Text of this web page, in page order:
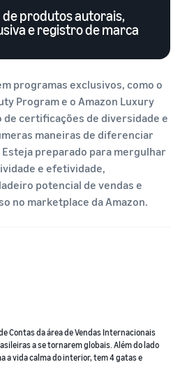
de produtos autorais,
e registro de marca
programas exclusivos, como o
Program e o Amazon Luxury
de certificações de diversidade e
maneiras de diferenciar
Esteja preparado para mergulhar
e efetividade,
potencial de vendas e
no marketplace da Amazon.
Contas da área de Vendas Internacionais
a se tornarem globais. Além do lado
a vida calma do interior, tem 4 gatas e